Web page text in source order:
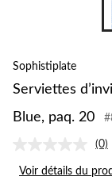
Sophistiplate
Serviettes
Blue, paq. 20
(0)
Voir détails du